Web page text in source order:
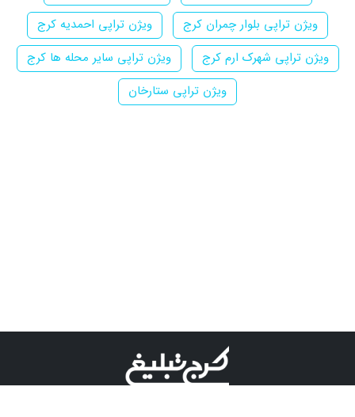
ویژن تراپی بلوار چمران کرج
ویژن تراپی احمدیه کرج
ویژن تراپی شهرک ارم کرج
ویژن تراپی سایر محله ها کرج
ویژن تراپی ستارخان